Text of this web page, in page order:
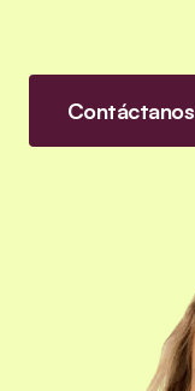
Contáctanos